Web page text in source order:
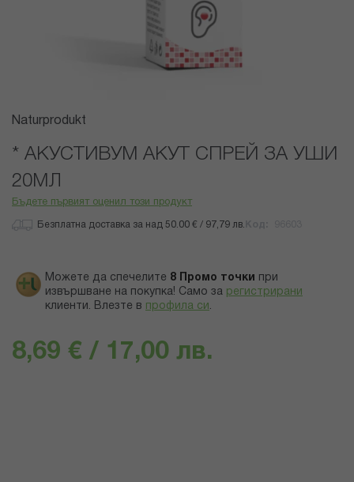
Преминете
началото
галерия
със
Naturprodukt
* АКУСТИВУМ АКУТ СПРЕЙ ЗА УШИ
20МЛ
Бъдете първият оценил този продукт
Безплатна доставка за над 50.00 € / 97,79 лв.
Можете да спечелите 8 Промо точки
при
извършване на покупка! Само за регистрирани
клиенти. Влезте в профила си .
8,69 € / 17,00 лв.